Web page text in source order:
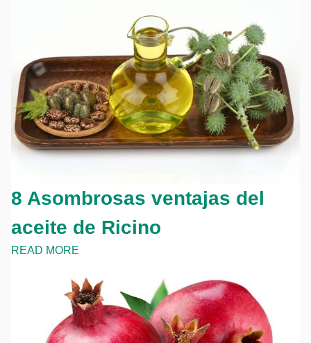
8 Asombrosas ventajas del
aceite de Ricino
READ MORE